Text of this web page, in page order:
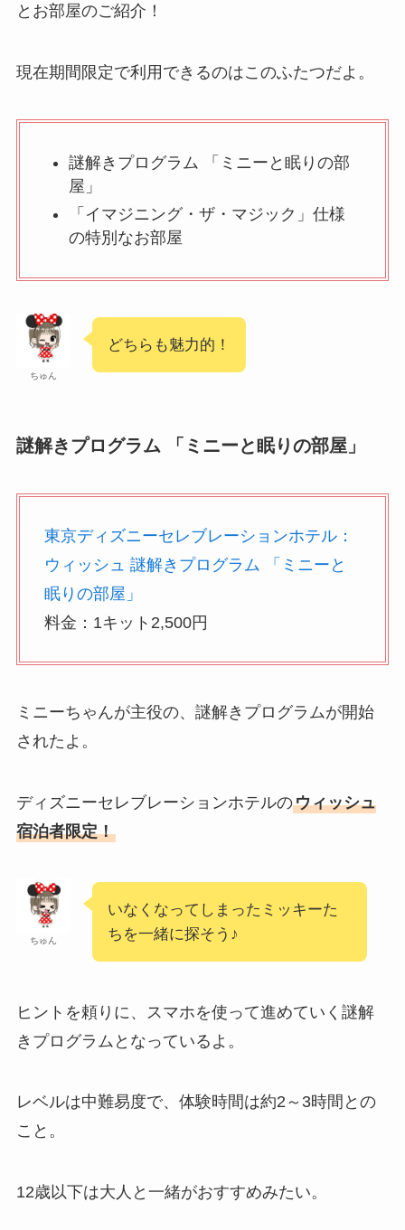
とお部屋のご紹介！
現在期間限定で利用できるのはこのふたつだよ。
謎解きプログラム 「ミニーと眠りの部
屋」
「イマジニング・ザ・マジック」仕様
の特別なお部屋
ちゅん
どちらも魅力的！
謎解きプログラム 「ミニーと眠りの部屋」
東京ディズニーセレブレーションホテル：
ウィッシュ 謎解きプログラム 「ミニーと
眠りの部屋」
料金：1キット2,500円
ミニーちゃんが主役の、謎解きプログラムが開始
されたよ。
ディズニーセレブレーションホテルのウィッシュ
宿泊者限定！
ちゅん
いなくなってしまったミッキーた
ちを一緒に探そう♪
ヒントを頼りに、スマホを使って進めていく謎解
きプログラムとなっているよ。
レベルは中難易度で、体験時間は約2～3時間との
こと。
12歳以下は大人と一緒がおすすめみたい。